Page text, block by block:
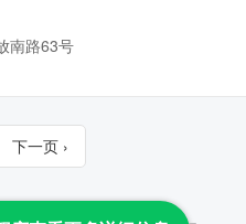
南路63号
下一页 ›
查 All Rights Reserved